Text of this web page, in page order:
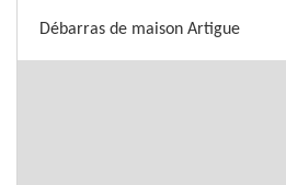
Débarras de maison Artigue